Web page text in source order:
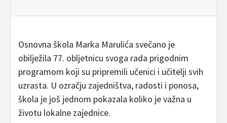
Osnovna škola Marka Marulića svečano je
obilježila 77. obljetnicu svoga rada prigodnim
programom koji su pripremili učenici i učitelji svih
uzrasta. U ozračju zajedništva, radosti i ponosa,
škola je još jednom pokazala koliko je važna u
životu lokalne zajednice.